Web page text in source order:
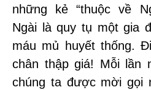
những kẻ “thuộc về
Ngài là quy tụ một gia
máu mủ huyết thống.
chân thập giá! Mỗi lần
chúng ta được mời gọi